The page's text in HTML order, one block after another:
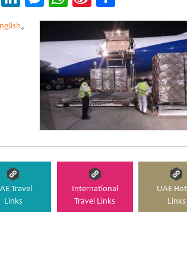
Weibo
享
。
Travel
Links
International
Travel Links
UAE
Links